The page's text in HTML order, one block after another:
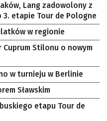
Lang zadowolony z
etapie Tour de Pologne
w regionie
Cuprum Stilonu o nowym
w turnieju w Berlinie
Sławskim
etapu Tour de